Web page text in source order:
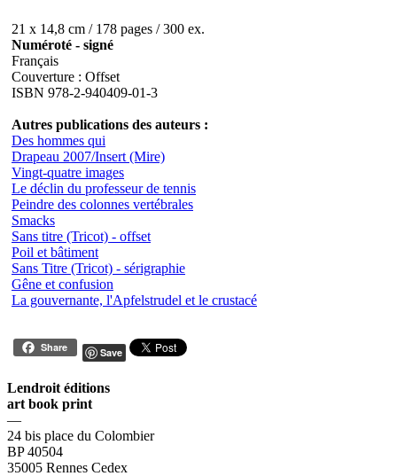
21 x 14,8 cm / 178 pages / 300 ex.
Numéroté - signé
Français
Couverture : Offset
ISBN 978-2-940409-01-3
Autres publications des auteurs :
Des hommes qui
Drapeau 2007/Insert (Mire)
Vingt-quatre images
Le déclin du professeur de tennis
Peindre des colonnes vertébrales
Smacks
Sans titre (Tricot) - offset
Poil et bâtiment
Sans Titre (Tricot) - sérigraphie
Gêne et confusion
La gouvernante, l'Apfelstrudel et le crustacé
Share Save
Lendroit éditions
art book print
—
24 bis place du Colombier
BP 40504
35005 Rennes Cedex